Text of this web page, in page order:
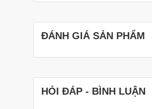
ĐÁNH GIÁ SẢN PHẨM
HỎI ĐÁP - BÌNH LUẬN